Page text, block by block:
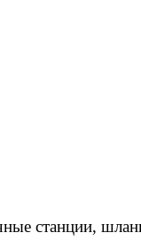
станции,